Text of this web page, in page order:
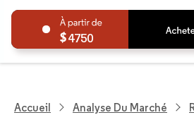
4750
Accueil Analyse Du Marché